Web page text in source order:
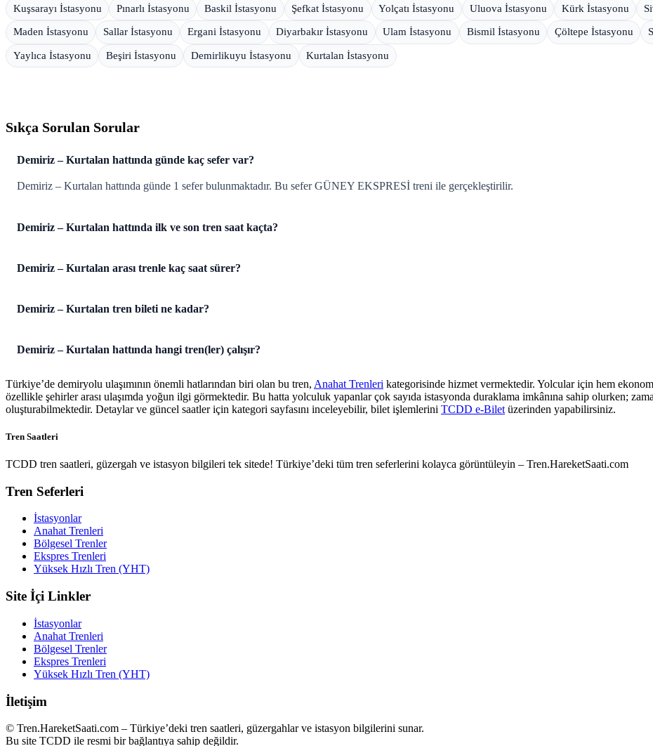
Kuşsarayı İstasyonu Pınarlı İstasyonu Baskil İstasyonu Şefkat İstasyonu Yolçatı İstasyonu Uluova İstasyonu Kürk İstasyonu
Maden İstasyonu Sallar İstasyonu Ergani İstasyonu Diyarbakır İstasyonu Ulam İstasyonu Bismil İstasyonu Çöltepe İstasyonu
Yaylıca İstasyonu Beşiri İstasyonu Demirlikuyu İstasyonu Kurtalan İstasyonu
Sıkça Sorulan Sorular
Demiriz – Kurtalan hattında günde kaç sefer var?
Demiriz – Kurtalan hattında günde 1 sefer bulunmaktadır. Bu sefer GÜNEY EKSPRESİ treni ile gerçekleştirilir.
Demiriz – Kurtalan hattında ilk ve son tren saat kaçta?
Demiriz – Kurtalan arası trenle kaç saat sürer?
Demiriz – Kurtalan tren bileti ne kadar?
Demiriz – Kurtalan hattında hangi tren(ler) çalışır?
Türkiye’de demiryolu ulaşımının önemli hatlarından biri olan bu tren, Anahat Trenleri kategorisinde hizmet vermektedir. Yolcular için hem
özellikle şehirler arası ulaşımda yoğun ilgi görmektedir. Bu hatta yolculuk yapanlar çok sayıda istasyonda duraklama imkânına sahip olurken;
oluşturabilmektedir. Detaylar ve güncel saatler için kategori sayfasını inceleyebilir, bilet işlemlerini TCDD e-Bilet üzerinden yapabilirsiniz.
Tren Saatleri
TCDD tren saatleri, güzergah ve istasyon bilgileri tek sitede! Türkiye’deki tüm tren seferlerini kolayca görüntüleyin – Tren.HareketSaati.com
Tren Seferleri
İstasyonlar
Anahat Trenleri
Bölgesel Trenler
Ekspres Trenleri
Yüksek Hızlı Tren (YHT)
Site İçi Linkler
İstasyonlar
Anahat Trenleri
Bölgesel Trenler
Ekspres Trenleri
Yüksek Hızlı Tren (YHT)
İletişim
© Tren.HareketSaati.com – Türkiye’deki tren saatleri, güzergahlar ve istasyon bilgilerini sunar.
Bu site TCDD ile resmi bir bağlantıya sahip değildir.